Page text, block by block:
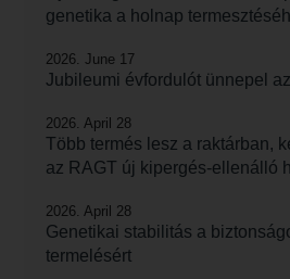
genetika a holnap
2026. June 17
Jubileumi évfordulót ünnepel
2026. April 28
Több termés lesz a raktárban,
az RAGT új kipergés-ellenálló
2026. April 28
Genetikai stabilitás a
termelésért